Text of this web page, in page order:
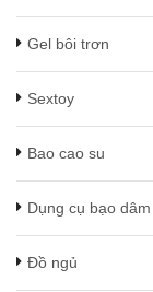
Gel bôi trơn
Sextoy
Bao cao su
Dụng cụ bạo dâm
Đồ ngủ